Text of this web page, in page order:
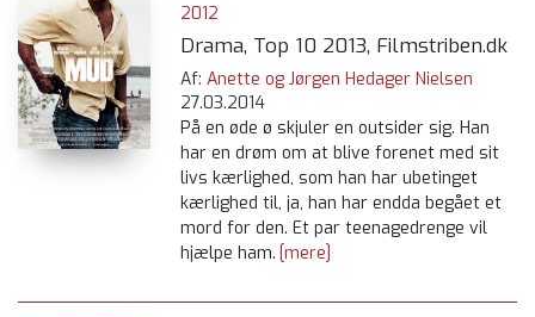
2012
Drama, Top 10 2013, Filmstriben.dk
Af: Anette og Jørgen Hedager Nielsen
27.03.2014
På en øde ø skjuler en outsider sig. Han
har en drøm om at blive forenet med sit
livs kærlighed, som han har ubetinget
kærlighed til, ja, han har endda begået et
mord for den. Et par teenagedrenge vil
hjælpe ham. [mere]